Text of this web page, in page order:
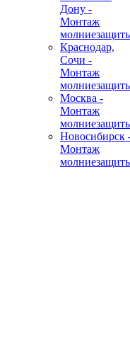
Дону -
Монтаж
Краснодар,
Сочи -
Монтаж
Москва -
Монтаж
Новосибирск
Монтаж